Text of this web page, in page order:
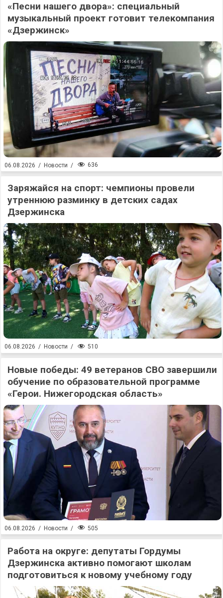
«Песни нашего двора»: специальный
музыкальный проект готовит телекомпания
«Дзержинск»
06.08.2026 / Новости / 636
Заряжайся на спорт: чемпионы провели
утреннюю разминку в детских садах
Дзержинска
06.08.2026 / Новости / 510
Новые победы: 49 ветеранов СВО завершили
обучение по образовательной программе
«Герои. Нижегородская область»
06.08.2026 / Новости / 505
Работа на округе: депутаты Гордумы
Дзержинска активно помогают школам
подготовиться к новому учебному году